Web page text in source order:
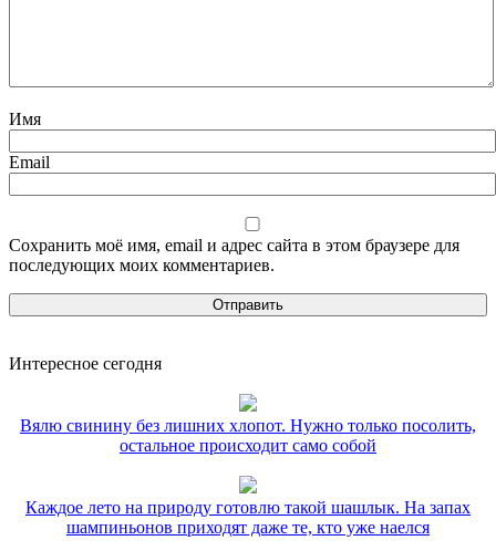
Имя
Email
Сохранить моё имя, email и адрес сайта в этом браузере для
последующих моих комментариев.
Интересное сегодня
Вялю свинину без лишних хлопот. Нужно только посолить,
остальное происходит само собой
Каждое лето на природу готовлю такой шашлык. На запах
шампиньонов приходят даже те, кто уже наелся